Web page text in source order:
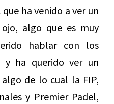
ha venido a ver un
algo que es muy
hablar con los
y ha querido ver un
de lo cual la FIP,
y Premier Padel,